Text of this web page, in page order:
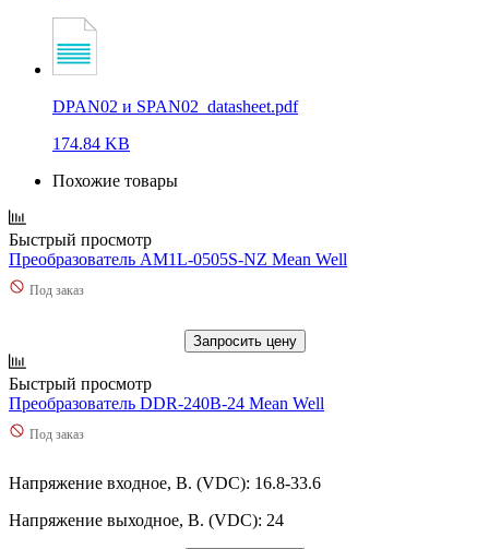
DPAN02 и SPAN02_datasheet.pdf
174.84 KB
Похожие товары
Быстрый просмотр
Преобразователь AM1L-0505S-NZ Mean Well
Под заказ
Запросить цену
Быстрый просмотр
Преобразователь DDR-240B-24 Mean Well
Под заказ
Напряжение входное, В. (VDC): 16.8-33.6
Напряжение выходное, В. (VDC): 24